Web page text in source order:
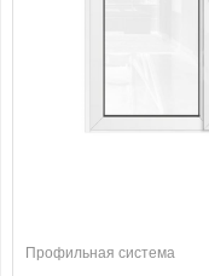
Профильная система